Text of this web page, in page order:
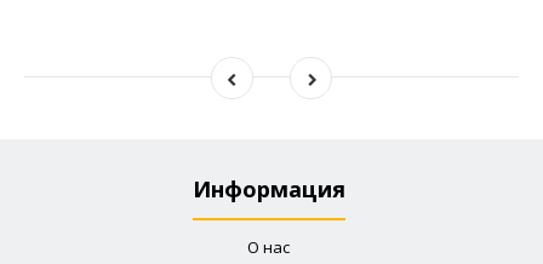
Информация
О нас